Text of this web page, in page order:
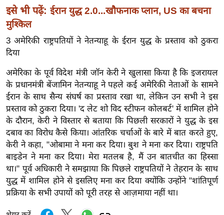
न्यू
ज
नो
रं
ज
न
ज
ग
त
बॉ
ली
वु
इसे भी पढ़ें: ईरान युद्ध 2.0...खौफनाक प्लान, US का बचना
मुश्किल
3 अमेरिकी राष्ट्रपतियों ने नेतन्याहू के ईरान युद्ध के प्रस्ताव को ठुकरा
दिया
अमेरिका के पूर्व विदेश मंत्री जॉन केरी ने खुलासा किया है कि इजरायल
के प्रधानमंत्री बेंजामिन नेतन्याहू ने पहले कई अमेरिकी नेताओं के सामने
ईरान के साथ सैन्य संघर्ष का प्रस्ताव रखा था, लेकिन उन सभी ने इस
प्रस्ताव को ठुकरा दिया। 'द लेट शो विद स्टीफन कोलबर्ट' में शामिल होने
के दौरान, केरी ने विस्तार से बताया कि पिछली सरकारों ने युद्ध के इस
दबाव का विरोध कैसे किया। आंतरिक चर्चाओं के बारे में बात करते हुए,
केरी ने कहा, "ओबामा ने मना कर दिया। बुश ने मना कर दिया। राष्ट्रपति
बाइडेन ने मना कर दिया। मेरा मतलब है, मैं उन बातचीत का हिस्सा
था।" पूर्व अधिकारी ने समझाया कि पिछले राष्ट्रपतियों ने तेहरान के साथ
युद्ध में शामिल होने से इसलिए मना कर दिया क्योंकि उन्होंने "शांतिपूर्ण
प्रक्रिया के सभी उपायों को पूरी तरह से आज़माया नहीं था।